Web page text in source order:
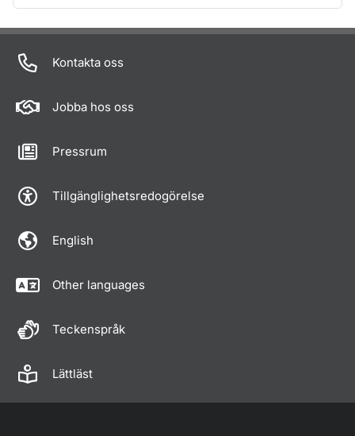
Om sidan
Kontakta oss
Jobba hos oss
Pressrum
Tillgänglighetsredogörelse
English
Other languages
Teckenspråk
Lättläst